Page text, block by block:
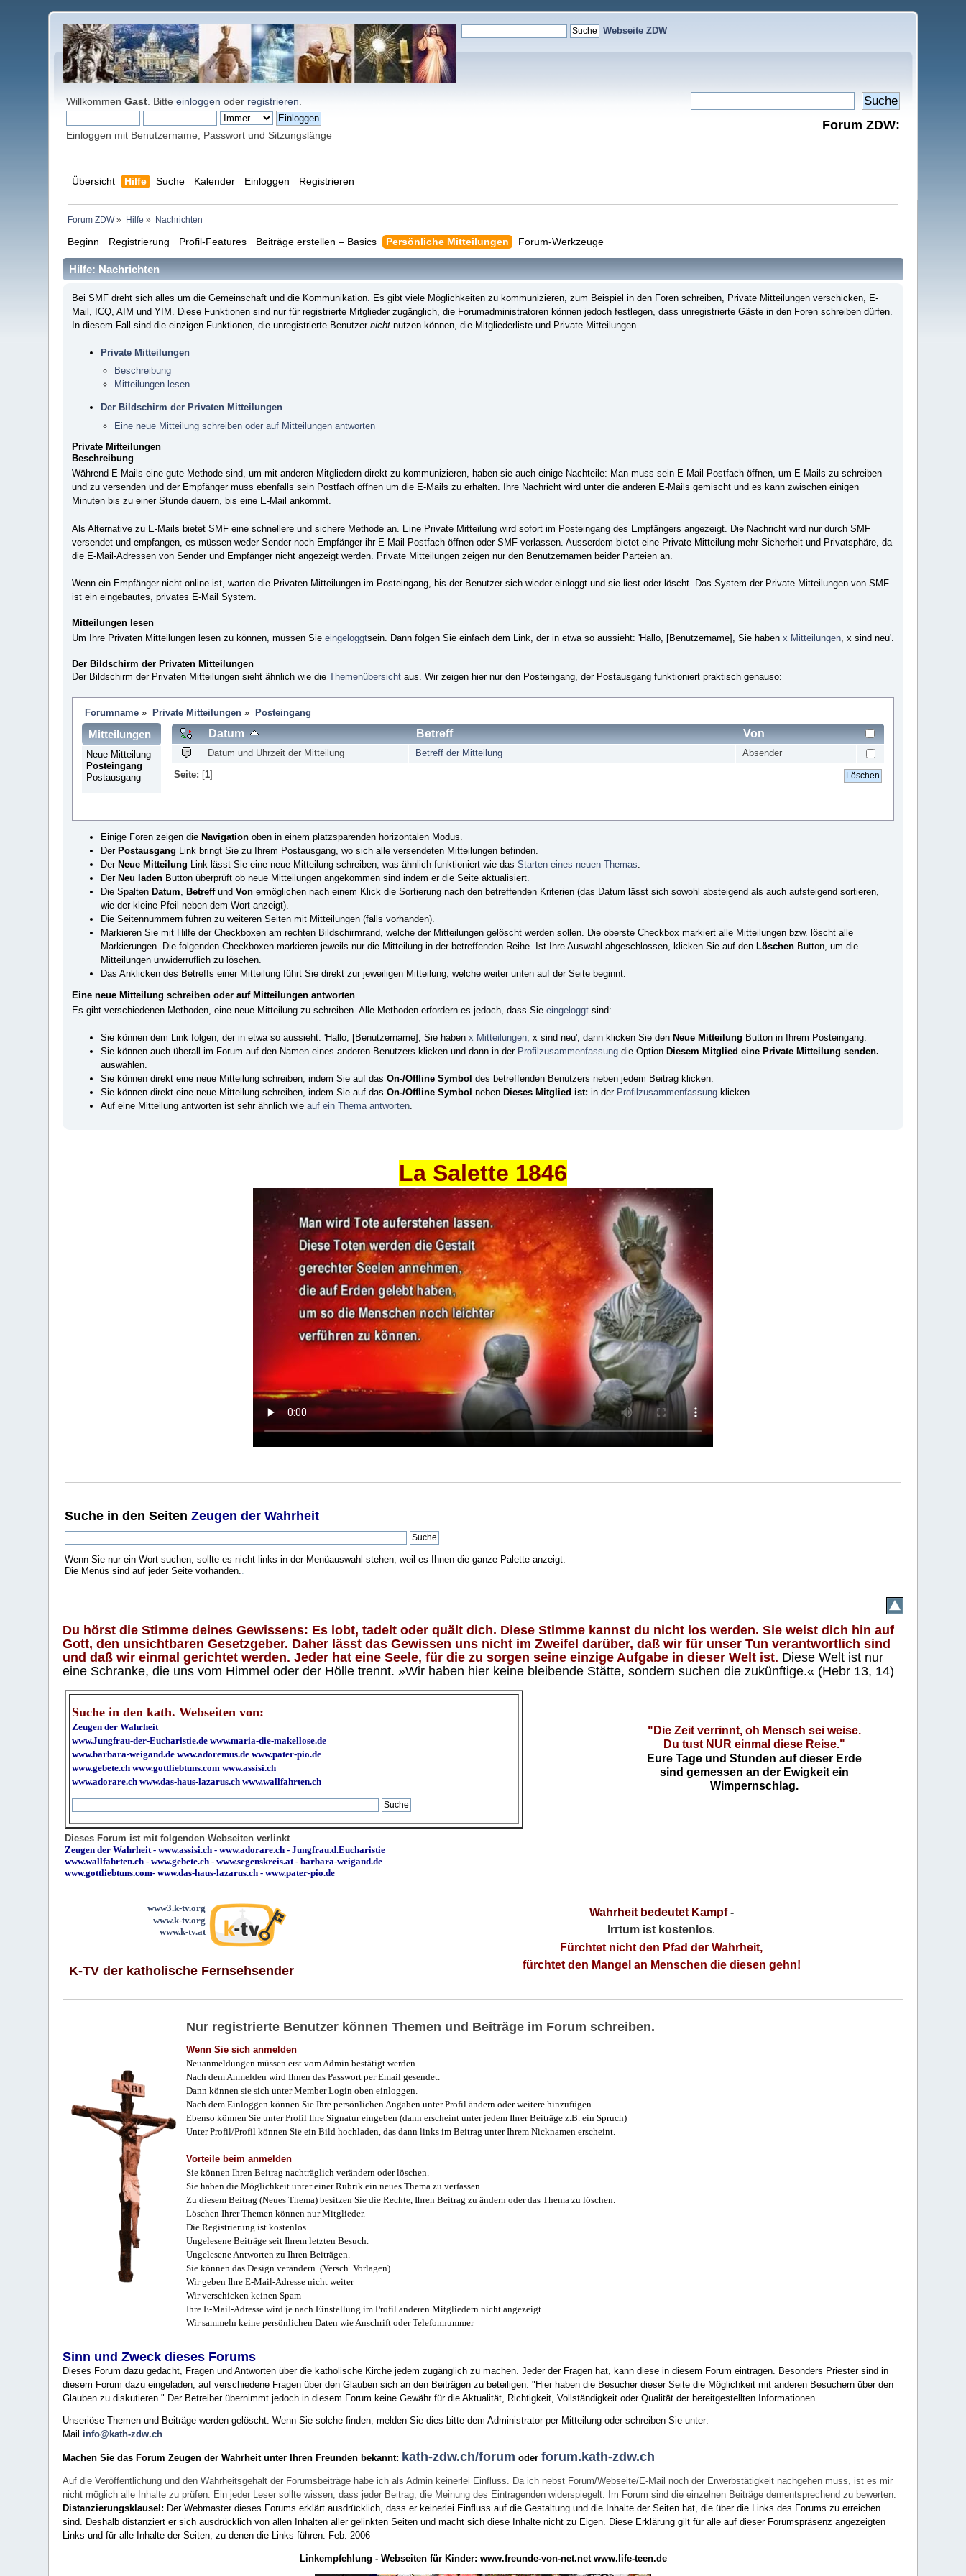
Webseite ZDW
WillkommenGast . Bitteeinloggen oder registrieren
Einloggen mit Benutzername, Passwort und Sitzungslänge
Forum ZDW:
Übersicht Hilfe Suche Kalender Einloggen Registrieren
Forum ZDW» Hilfe » Nachrichten
Beginn Registrierung Profil-Features Beiträge erstellen – Basics Persönliche Mitteilungen Forum-Werkzeuge
Hilfe: Nachrichten
Bei SMF dreht sich alles um die Gemeinschaft und die Kommunikation. Es gibt viele Möglichkeiten zu kommunizieren, zum Beispiel in den Foren schreiben, Private Mitteilungen verschicken, E-
Mail, ICQ, AIM und YIM. Diese Funktionen sind nur für registrierte Mitglieder zugänglich, die Forumadministratoren können jedoch festlegen, dass unregistrierte Gäste in den Foren schreiben dürfen.
In diesem Fall sind die einzigen Funktionen, die unregistrierte Benutzer nicht nutzen können, die Mitgliederliste und Private Mitteilungen.
Private Mitteilungen
Beschreibung
Mitteilungen lesen
Der Bildschirm der Privaten Mitteilungen
Eine neue Mitteilung schreiben oder auf Mitteilungen antworten
Private Mitteilungen
Beschreibung
Während E-Mails eine gute Methode sind, um mit anderen Mitgliedern direkt zu kommunizieren, haben sie auch einige Nachteile: Man muss sein E-Mail Postfach öffnen, um E-Mails zu schreiben
und zu versenden und der Empfänger muss ebenfalls sein Postfach öffnen um die E-Mails zu erhalten. Ihre Nachricht wird unter die anderen E-Mails gemischt und es kann zwischen einigen
Minuten bis zu einer Stunde dauern, bis eine E-Mail ankommt.
Als Alternative zu E-Mails bietet SMF eine schnellere und sichere Methode an. Eine Private Mitteilung wird sofort im Posteingang des Empfängers angezeigt. Die Nachricht wird nur durch SMF
versendet und empfangen, es müssen weder Sender noch Empfänger ihr E-Mail Postfach öffnen oder SMF verlassen. Ausserdem bietet eine Private Mitteilung mehr Sicherheit und Privatsphäre, da
die E-Mail-Adressen von Sender und Empfänger nicht angezeigt werden. Private Mitteilungen zeigen nur den Benutzernamen beider Parteien an.
Wenn ein Empfänger nicht online ist, warten die Privaten Mitteilungen im Posteingang, bis der Benutzer sich wieder einloggt und sie liest oder löscht. Das System der Private Mitteilungen von SMF
ist ein eingebautes, privates E-Mail System.
Mitteilungen lesen
Um Ihre Privaten Mitteilungen lesen zu können, müssen Sie eingeloggtsein. Dann folgen Sie einfach dem Link, der in etwa so aussieht: 'Hallo, [Benutzername], Sie haben x Mitteilungen , x sind neu'.
Der Bildschirm der Privaten Mitteilungen
Der Bildschirm der Privaten Mitteilungen sieht ähnlich wie die Themenübersicht aus. Wir zeigen hier nur den Posteingang, der Postausgang funktioniert praktisch genauso:
Forumname» Private Mitteilungen» Posteingang
Mitteilungen
Neue Mitteilung
Posteingang
Postausgang
Datum Betreff Von
Datum und Uhrzeit der Mitteilung Betreff der Mitteilung
Absender
Seite: [1]
Einige Foren zeigen die Navigation oben in einem platzsparenden horizontalen Modus.
Der Postausgang Link bringt Sie zu Ihrem Postausgang, wo sich alle versendeten Mitteilungen befinden.
Der Neue Mitteilung Link lässt Sie eine neue Mitteilung schreiben, was ähnlich funktioniert wie das Starten eines neuen Themas
Der Neu laden Button überprüft ob neue Mitteilungen angekommen sind indem er die Seite aktualisiert.
Die Spalten Datum Betreffund Von ermöglichen nach einem Klick die Sortierung nach den betreffenden Kriterien (das Datum lässt sich sowohl absteigend als auch aufsteigend sortieren,
wie der kleine Pfeil neben dem Wort anzeigt).
Die Seitennummern führen zu weiteren Seiten mit Mitteilungen (falls vorhanden).
Markieren Sie mit Hilfe der Checkboxen am rechten Bildschirmrand, welche der Mitteilungen gelöscht werden sollen. Die oberste Checkbox markiert alle Mitteilungen bzw. löscht alle
Markierungen. Die folgenden Checkboxen markieren jeweils nur die Mitteilung in der betreffenden Reihe. Ist Ihre Auswahl abgeschlossen, klicken Sie auf den Löschen Button, um die
Mitteilungen unwiderruflich zu löschen.
Das Anklicken des Betreffs einer Mitteilung führt Sie direkt zur jeweiligen Mitteilung, welche weiter unten auf der Seite beginnt.
Eine neue Mitteilung schreiben oder auf Mitteilungen antworten
Es gibt verschiedenen Methoden, eine neue Mitteilung zu schreiben. Alle Methoden erfordern es jedoch, dass Sie eingeloggt sind:
Sie können dem Link folgen, der in etwa so aussieht: 'Hallo, [Benutzername], Sie haben x Mitteilungen , x sind neu', dann klicken Sie den Neue Mitteilung Button in Ihrem Posteingang.
Sie können auch überall im Forum auf den Namen eines anderen Benutzers klicken und dann in der Profilzusammenfassung die Option Diesem Mitglied eine Private Mitteilung senden.
auswählen.
Sie können direkt eine neue Mitteilung schreiben, indem Sie auf das On-/Offline Symbol des betreffenden Benutzers neben jedem Beitrag klicken.
Sie können direkt eine neue Mitteilung schreiben, indem Sie auf das On-/Offline Symbol neben Dieses Mitglied ist: in der Profilzusammenfassung klicken.
Auf eine Mitteilung antworten ist sehr ähnlich wie auf ein Thema antworten
La Salette 1846
Suche in den SeitenZeugen der Wahrheit
Wenn Sie nur ein Wort suchen, sollte es nicht links in der Menüauswahl stehen, weil es Ihnen die ganze Palette anzeigt.
Die Menüs sind auf jeder Seite vorhanden.
Du hörst die Stimme deines Gewissens: Es lobt, tadelt oder quält dich. Diese Stimme kannst du nicht los werden. Sie weist dich hin auf
Gott, den unsichtbaren Gesetzgeber. Daher lässt das Gewissen uns nicht im Zweifel darüber, daß wir für unser Tun verantwortlich sind
und daß wir einmal gerichtet werden. Jeder hat eine Seele, für die zu sorgen seine einzige Aufgabe in dieser Welt ist. Diese Welt ist nur
eine Schranke, die uns vom Himmel oder der Hölle trennt. »Wir haben hier keine bleibende Stätte, sondern suchen die zukünftige.« (Hebr 13, 14)
Suche in den kath. Webseiten von:
Zeugen der Wahrheit
www.Jungfrau-der-Eucharistie.de www.maria-die-makellose.de
www.barbara-weigand.de www.adoremus.de www.pater-pio.de
www.gebete.ch www.gottliebtuns.com www.assisi.ch
www.adorare.ch www.das-haus-lazarus.ch www.wallfahrten.ch
"Die Zeit verrinnt, oh Mensch sei weise.
Du tust NUR einmal diese Reise."
Eure Tage und Stunden auf dieser Erde
sind gemessen an der Ewigkeit ein
Wimpernschlag.
Dieses Forum ist mit folgenden Webseiten verlinkt
Zeugen der Wahrheit -www.assisi.ch -www.adorare.ch -Jungfrau.d.Eucharistie
www.wallfahrten.ch -www.gebete.ch -www.segenskreis.at -barbara-weigand.de
www.gottliebtuns.com-www.das-haus-lazarus.ch - www.pater-pio.de
www3.k-tv.org
www.k-tv.org
www.k-tv.at
K-TV der katholische Fernsehsender
Wahrheit bedeutet Kampf-
Irrtum ist kostenlos.
Fürchtet nicht den Pfad der Wahrheit,
fürchtet den Mangel an Menschen die diesen gehn!
Nur registrierte Benutzer können Themen und Beiträge im Forum schreiben.
Wenn Sie sich anmelden
Neuanmeldungen müssen erst vom Admin bestätigt werden
Nach dem Anmelden wird Ihnen das Passwort per Email gesendet.
Dann können sie sich unter Member Login oben einloggen.
Nach dem Einloggen können Sie Ihre persönlichen Angaben unter Profil ändern oder weitere hinzufügen.
Ebenso können Sie unter Profil Ihre Signatur eingeben (dann erscheint unter jedem Ihrer Beiträge z.B. ein Spruch)
Unter Profil/Profil können Sie ein Bild hochladen, das dann links im Beitrag unter Ihrem Nicknamen erscheint.
Vorteile beim anmelden
Sie können Ihren Beitrag nachträglich verändern oder löschen.
Sie haben die Möglichkeit unter einer Rubrik ein neues Thema zu verfassen.
Zu diesem Beitrag (Neues Thema) besitzen Sie die Rechte, Ihren Beitrag zu ändern oder das Thema zu löschen.
Löschen Ihrer Themen können nur Mitglieder.
Die Registrierung ist kostenlos
Ungelesene Beiträge seit Ihrem letzten Besuch.
Ungelesene Antworten zu Ihren Beiträgen.
Sie können das Design verändern. (Versch. Vorlagen)
Wir geben Ihre E-Mail-Adresse nicht weiter
Wir verschicken keinen Spam
Ihre E-Mail-Adresse wird je nach Einstellung im Profil anderen Mitgliedern nicht angezeigt.
Wir sammeln keine persönlichen Daten wie Anschrift oder Telefonnummer
Sinn und Zweck dieses Forums
Dieses Forum dazu gedacht, Fragen und Antworten über die katholische Kirche jedem zugänglich zu machen. Jeder der Fragen hat, kann diese in diesem Forum eintragen. Besonders Priester sind in
diesem Forum dazu eingeladen, auf verschiedene Fragen über den Glauben sich an den Beiträgen zu beteiligen. "Hier haben die Besucher dieser Seite die Möglichkeit mit anderen Besuchern über den
Glauben zu diskutieren." Der Betreiber übernimmt jedoch in diesem Forum keine Gewähr für die Aktualität, Richtigkeit, Vollständigkeit oder Qualität der bereitgestellten Informationen.
Unseriöse Themen und Beiträge werden gelöscht. Wenn Sie solche finden, melden Sie dies bitte dem Administrator per Mitteilung oder schreiben Sie unter:
Mail info@kath-zdw.ch
Machen Sie das Forum Zeugen der Wahrheit unter Ihren Freunden bekannt: kath-zdw.ch/forum oderforum.kath-zdw.ch
Auf die Veröffentlichung und den Wahrheitsgehalt der Forumsbeiträge habe ich als Admin keinerlei Einfluss. Da ich nebst Forum/Webseite/E-Mail noch der Erwerbstätigkeit nachgehen muss, ist es mir
nicht möglich alle Inhalte zu prüfen. Ein jeder Leser sollte wissen, dass jeder Beitrag, die Meinung des Eintragenden widerspiegelt. Im Forum sind die einzelnen Beiträge dementsprechend zu bewerten.
Distanzierungsklausel: Der Webmaster dieses Forums erklärt ausdrücklich, dass er keinerlei Einfluss auf die Gestaltung und die Inhalte der Seiten hat, die über die Links des Forums zu erreichen
sind. Deshalb distanziert er sich ausdrücklich von allen Inhalten aller gelinkten Seiten und macht sich diese Inhalte nicht zu Eigen.
Diese Erklärung gilt für alle auf dieser Forumspräsenz angezeigten
Links und für alle Inhalte der Seiten, zu denen die Links führen.
Feb. 2006
Linkempfehlung - Webseiten für Kinder: www.freunde-von-net.net www.life-teen.de